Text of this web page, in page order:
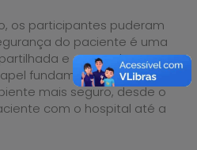
os participantes puderam
do paciente é uma
e que cada
fundamental na
mais seguro, desde o
com o hospital até a